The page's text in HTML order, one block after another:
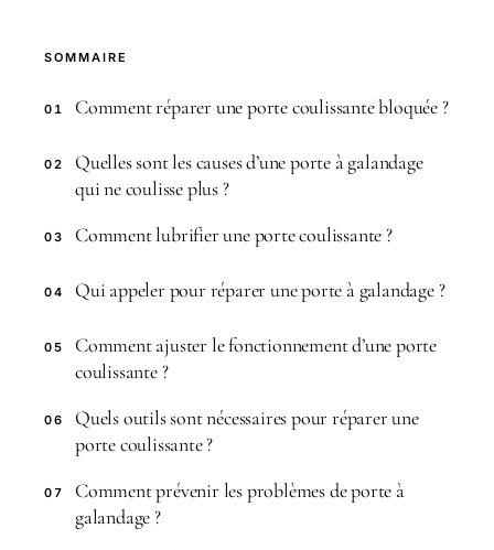
SOMMAIRE
01 Comment réparer une porte coulissante bloquée ?
02
Quelles sont les causes d’une porte à galandage
qui ne coulisse plus ?
03 Comment lubrifier une porte coulissante ?
04 Qui appeler pour réparer une porte à galandage ?
05
Comment ajuster le fonctionnement d’une porte
coulissante ?
06
Quels outils sont nécessaires pour réparer une
porte coulissante ?
07
Comment prévenir les problèmes de porte à
galandage ?